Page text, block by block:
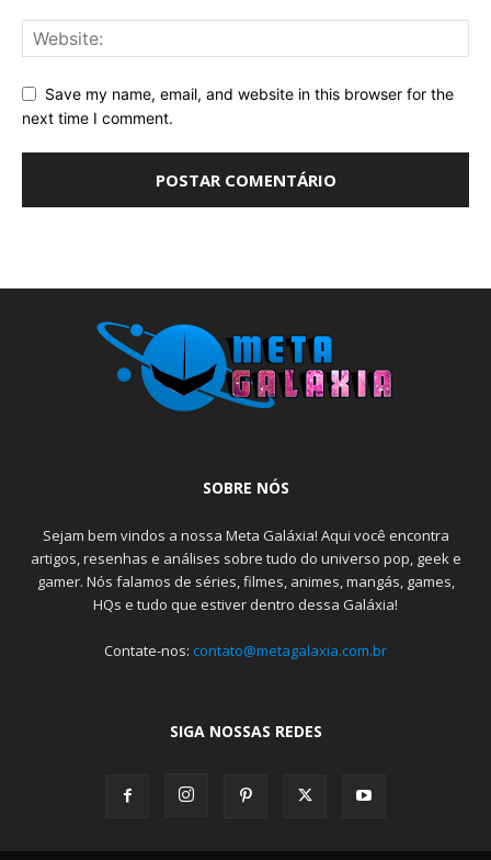
Save my name, email, and website in this browser for the
next time I comment.
SOBRE NÓS
Sejam bem vindos a nossa Meta Galáxia! Aqui você encontra
artigos, resenhas e análises sobre tudo do universo pop, geek e
gamer. Nós falamos de séries, filmes, animes, mangás, games,
HQs e tudo que estiver dentro dessa Galáxia!
Contate-nos: contato@metagalaxia.com.br
SIGA NOSSAS REDES